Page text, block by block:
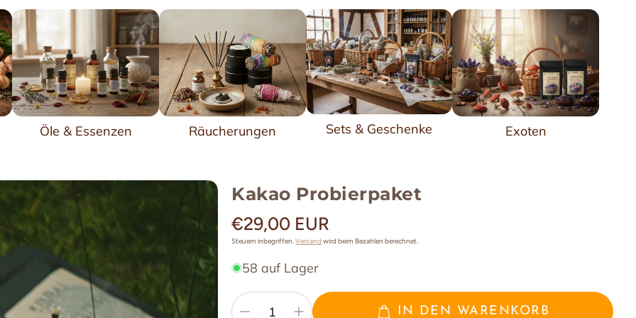
Malas
Ich suche Verbindung
Öle & Essenzen Räucherungen Sets & Geschenke Exoten
Kakao Probierpaket
Normaler
Preis
€29,00 EUR
Steuern inbegriffen.Versand wird beim Bezahlen berechnet.
58 auf Lager
IN DEN WARENKORB